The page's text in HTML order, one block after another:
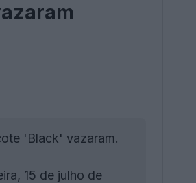
'Black' vazaram.
15 de julho de